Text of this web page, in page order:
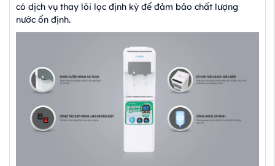
có dịch vụ thay lõi lọc định kỳ để đảm bảo chất lượng
nước ổn định.